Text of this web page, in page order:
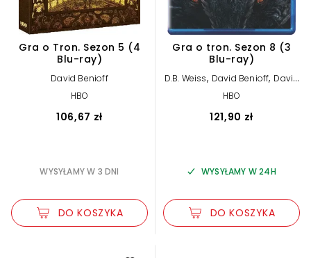
Gra o Tron. Sezon 5 (4
Blu-ray)
David Benioff
HBO
106,67 zł
WYSYŁAMY W 3 DNI
DO KOSZYKA
Gra o tron. Sezon 8 (3
Blu-ray)
D.B. Weiss, David Benioff, David
Miguel Sapochnik
HBO
121,90 zł
WYSYŁAMY W 24H
DO KOSZYKA